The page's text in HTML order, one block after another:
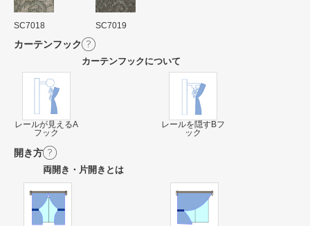
SC7018 SC7019
カーテンフック
カーテンフックについて
レールが見えるA
フック
レールを隠すBフ
ック
開き方
両開き・片開きとは